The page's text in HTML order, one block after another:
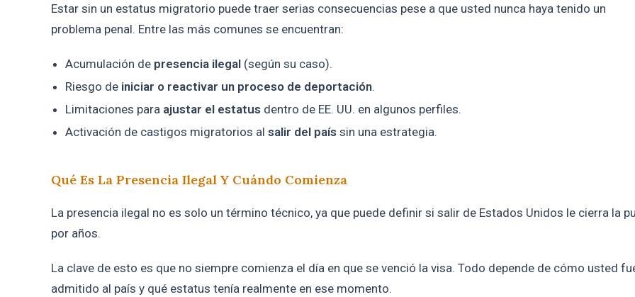
Estar sin un estatus migratorio puede traer serias consecuencias pese a que usted nunca haya tenido un
problema penal. Entre las más comunes se encuentran:
Acumulación de presencia ilegal (según su caso).
Riesgo de iniciar o reactivar un proceso de deportación.
Limitaciones para ajustar el estatus dentro de EE. UU. en algunos perfiles.
Activación de castigos migratorios al salir del país sin una estrategia.
Qué Es La Presencia Ilegal Y Cuándo Comienza
La presencia ilegal no es solo un término técnico, ya que puede definir si salir de Estados Unidos le cierra la
por años.
La clave de esto es que no siempre comienza el día en que se venció la visa. Todo depende de cómo usted
admitido al país y qué estatus tenía realmente en ese momento.